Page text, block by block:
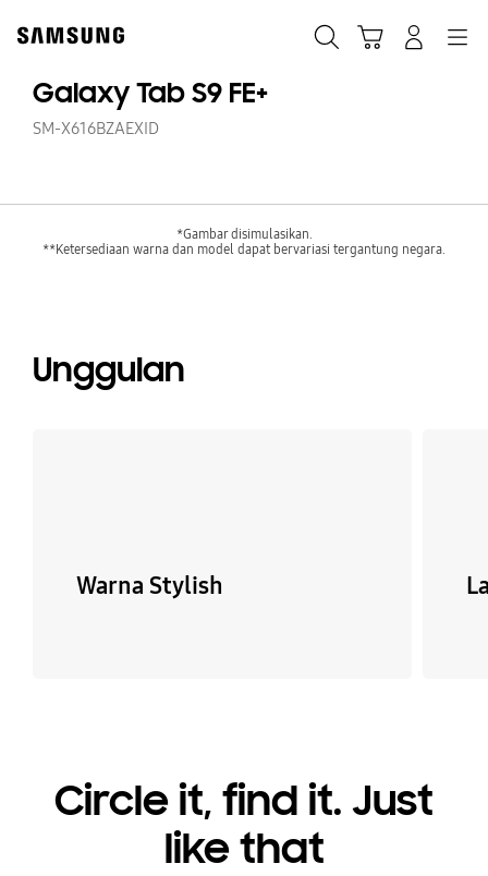
content
Galaxy Tab S9 FE+
SM-X616BZAEXID
*Gambar disimulasikan.
**Ketersediaan warna dan model dapat bervariasi tergantung negara.
Unggulan
Warna Stylish
Circle it, find it. Just
like that